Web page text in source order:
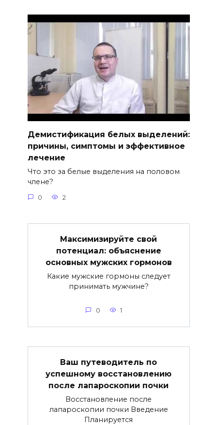
Демистификация белых выделений:
причины, симптомы и эффективное
лечение
Что это за белые выделения на половом
члене?
0 2
Максимизируйте свой
потенциал: объяснение
основных мужских гормонов
Какие мужские гормоны следует
принимать мужчине?
0 1
Ваш путеводитель по
успешному восстановлению
после лапароскопии почки
Восстановление после
лапароскопии почки Введение
Планируется